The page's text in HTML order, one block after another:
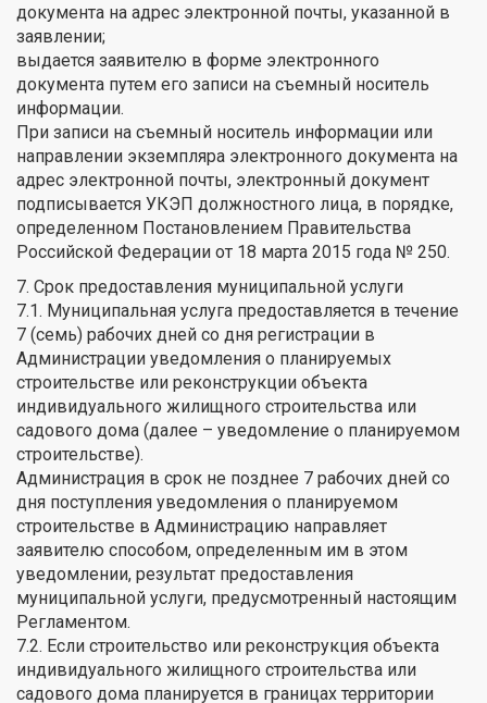
документа на адрес электронной почты, указанной в
заявлении;
выдается заявителю в форме электронного
документа путем его записи на съемный носитель
информации.
При записи на съемный носитель информации или
направлении экземпляра электронного документа на
адрес электронной почты, электронный документ
подписывается УКЭП должностного лица, в порядке,
определенном Постановлением Правительства
Российской Федерации от 18 марта 2015 года № 250.
7. Срок предоставления муниципальной услуги
7.1. Муниципальная услуга предоставляется в течение
7 (семь) рабочих дней со дня регистрации в
Администрации уведомления о планируемых
строительстве или реконструкции объекта
индивидуального жилищного строительства или
садового дома (далее – уведомление о планируемом
строительстве).
Администрация в срок не позднее 7 рабочих дней со
дня поступления уведомления о планируемом
строительстве в Администрацию направляет
заявителю способом, определенным им в этом
уведомлении, результат предоставления
муниципальной услуги, предусмотренный настоящим
Регламентом.
7.2. Если строительство или реконструкция объекта
индивидуального жилищного строительства или
садового дома планируется в границах территории